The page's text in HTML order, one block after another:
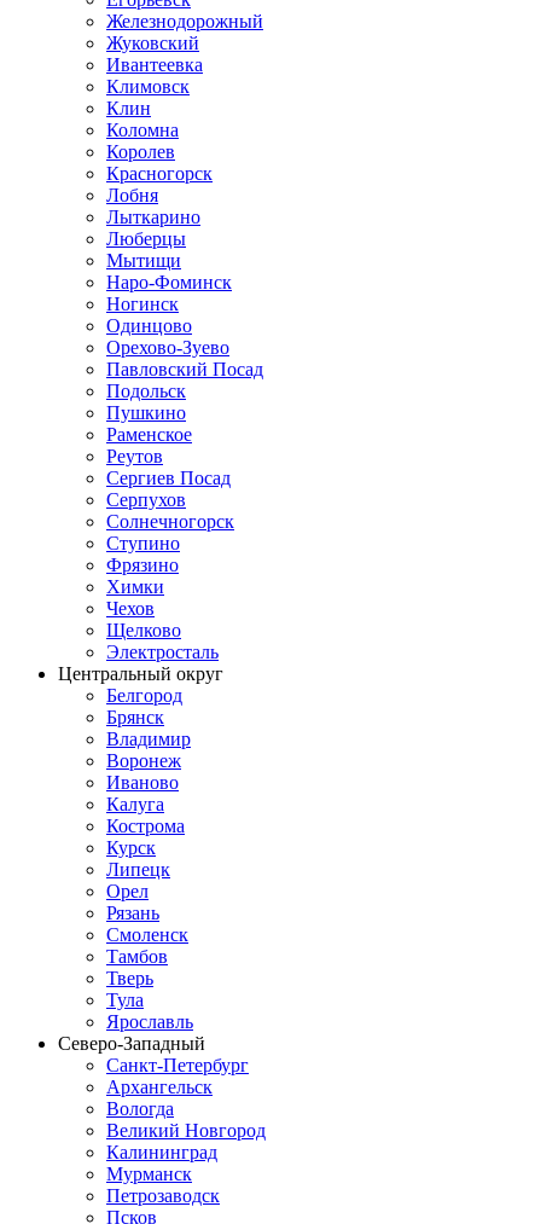
Железнодорожный
Жуковский
Ивантеевка
Климовск
Клин
Коломна
Королев
Красногорск
Лобня
Лыткарино
Люберцы
Мытищи
Наро-Фоминск
Ногинск
Одинцово
Орехово-Зуево
Павловский Посад
Подольск
Пушкино
Раменское
Реутов
Сергиев Посад
Серпухов
Солнечногорск
Ступино
Фрязино
Химки
Чехов
Щелково
Электросталь
Центральный округ
Белгород
Брянск
Владимир
Воронеж
Иваново
Калуга
Кострома
Курск
Липецк
Орел
Рязань
Смоленск
Тамбов
Тверь
Тула
Ярославль
Северо-Западный
Санкт-Петербург
Архангельск
Вологда
Великий Новгород
Калининград
Мурманск
Петрозаводск
Псков